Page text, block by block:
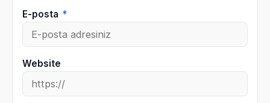
E-posta *
Website